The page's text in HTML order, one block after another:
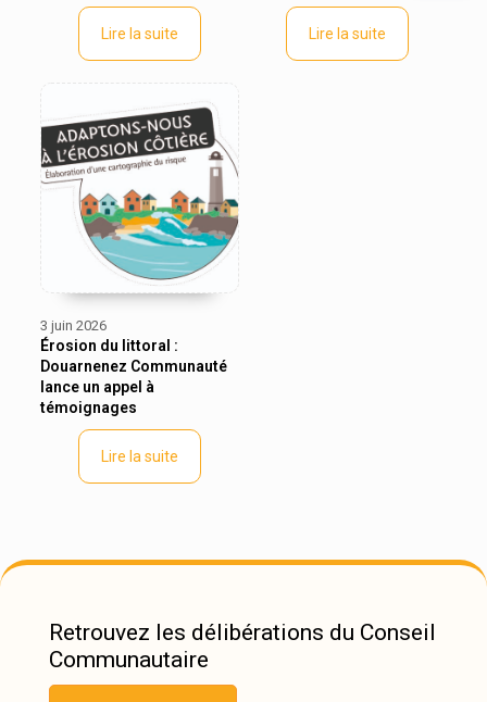
Lire la suite Lire la suite
3 juin 2026
Érosion du littoral :
Douarnenez Communauté
lance un appel à
témoignages
Lire la suite
Retrouvez les délibérations du Conseil
Communautaire